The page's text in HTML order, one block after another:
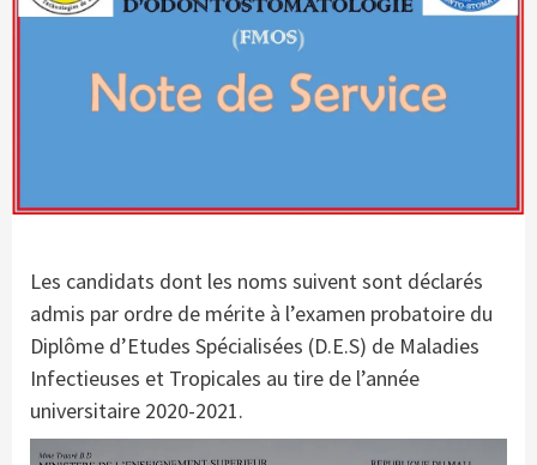
Les candidats dont les noms suivent sont déclarés
admis par ordre de mérite à l’examen probatoire du
Diplôme d’Etudes Spécialisées (D.E.S) de Maladies
Infectieuses et Tropicales au tire de l’année
universitaire 2020-2021.